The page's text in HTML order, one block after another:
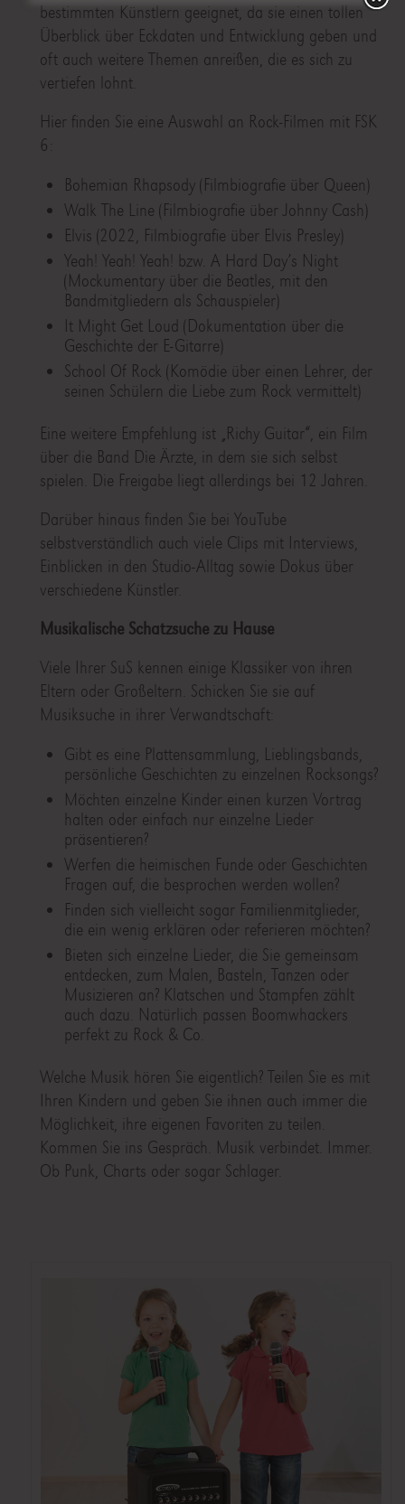
bestimmten Künstlern geeignet, da sie einen tollen
Überblick über Eckdaten und Entwicklung geben und
oft auch weitere Themen anreißen, die es sich zu
vertiefen lohnt.
Hier finden Sie eine Auswahl an Rock-Filmen mit FSK
6:
Bohemian Rhapsody (Filmbiografie über Queen)
Walk The Line (Filmbiografie über Johnny Cash)
Elvis (2022, Filmbiografie über Elvis Presley)
Yeah! Yeah! Yeah! bzw. A Hard Day’s Night
(Mockumentary über die Beatles, mit den
Bandmitgliedern als Schauspieler)
It Might Get Loud (Dokumentation über die
Geschichte der E-Gitarre)
School Of Rock (Komödie über einen Lehrer, der
seinen Schülern die Liebe zum Rock vermittelt)
Eine weitere Empfehlung ist „Richy Guitar“, ein Film
über die Band Die Ärzte, in dem sie sich selbst
spielen. Die Freigabe liegt allerdings bei 12 Jahren.
Darüber hinaus finden Sie bei YouTube
selbstverständlich auch viele Clips mit Interviews,
Einblicken in den Studio-Alltag sowie Dokus über
verschiedene Künstler.
Musikalische Schatzsuche zu Hause
Viele Ihrer SuS kennen einige Klassiker von ihren
Eltern oder Großeltern. Schicken Sie sie auf
Musiksuche in ihrer Verwandtschaft:
Gibt es eine Plattensammlung, Lieblingsbands,
persönliche Geschichten zu einzelnen Rocksongs?
Möchten einzelne Kinder einen kurzen Vortrag
halten oder einfach nur einzelne Lieder
präsentieren?
Werfen die heimischen Funde oder Geschichten
Fragen auf, die besprochen werden wollen?
Finden sich vielleicht sogar Familienmitglieder,
die ein wenig erklären oder referieren möchten?
Bieten sich einzelne Lieder, die Sie gemeinsam
entdecken, zum Malen, Basteln, Tanzen oder
Musizieren an? Klatschen und Stampfen zählt
auch dazu. Natürlich passen Boomwhackers
perfekt zu Rock & Co.
Welche Musik hören Sie eigentlich? Teilen Sie es mit
Ihren Kindern und geben Sie ihnen auch immer die
Möglichkeit, ihre eigenen Favoriten zu teilen.
Kommen Sie ins Gespräch. Musik verbindet. Immer.
Ob Punk, Charts oder sogar Schlager.